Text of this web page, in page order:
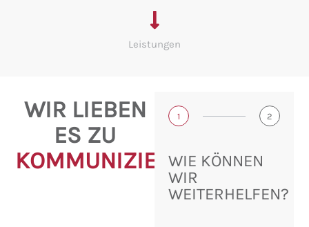
Leistungen
WIR LIEBEN
ES ZU
KOMMUNIZIEREN!
1 2
WIE KÖNNEN
WIR
WEITERHELFEN?